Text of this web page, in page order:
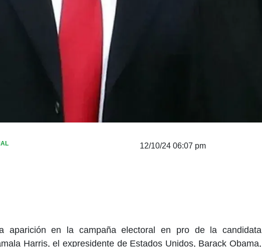
12/10/24 06:07 pm
aparición en la campaña electoral en pro de la candidata
Harris, el expresidente de Estados Unidos, Barack Obama,